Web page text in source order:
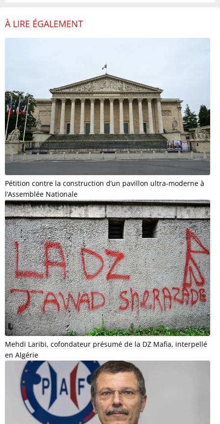
À LIRE ÉGALEMENT
Pétition contre la construction d’un pavillon ultra-moderne à
l’Assemblée Nationale
Mehdi Laribi, cofondateur présumé de la DZ Mafia, interpellé
en Algérie